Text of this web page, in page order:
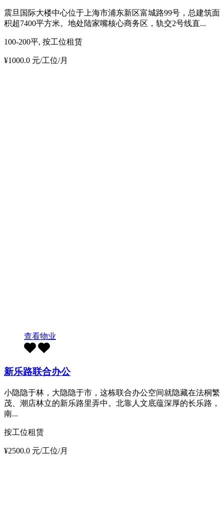
震旦国际大楼中心位于上海市浦东新区富城路99号，总建筑面
积超7400平方米。地处陆家嘴核心商务区，轨交2号线直...
100-200平, 按工位租赁
¥1000.0 元/工位/月
查看物业
新乐路联合办公
小隐隐于林，大隐隐于市，这栋联合办公空间就隐藏在法桐繁
茂、潮店林立的新乐路里弄中。北靠人文底蕴深厚的长乐路，
南...
按工位租赁
¥2500.0 元/工位/月